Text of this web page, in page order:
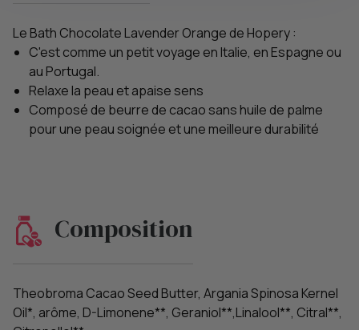
Le Bath Chocolate Lavender Orange de Hopery :
C'est comme un petit voyage en Italie, en Espagne ou
au Portugal.
Relaxe la peau et apaise sens
Composé de beurre de cacao sans huile de palme
pour une peau soignée et une meilleure durabilité
Composition
Theobroma Cacao Seed Butter, Argania Spinosa Kernel
Oil*, arôme, D-Limonene**, Geraniol**,Linalool**, Citral**,